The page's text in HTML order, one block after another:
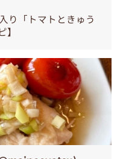
り「トマトときゅう